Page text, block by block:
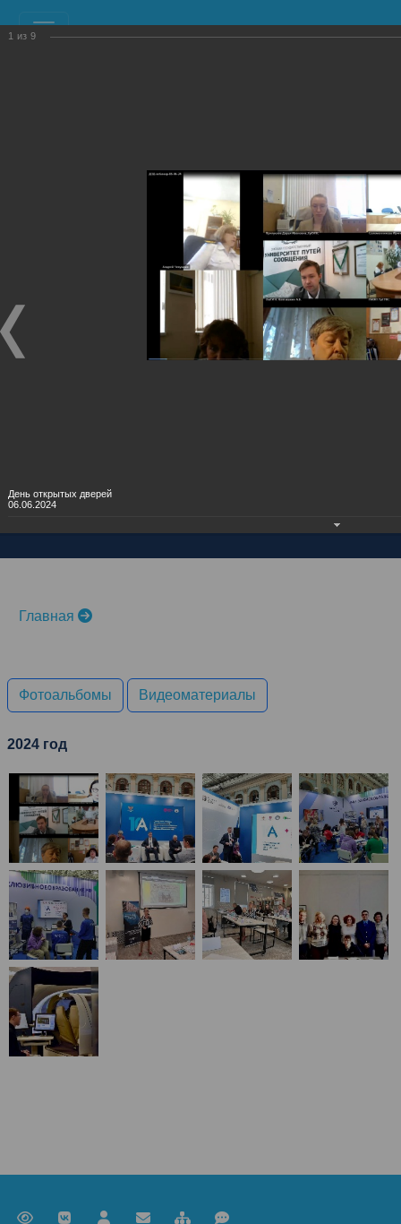
РЕСУРСНЫЙ УЧЕБНО-
МЕТОДИЧЕСКИЙ ЦЕНТР
ПО ОБУЧЕНИЮ ИНВАЛИДОВ И ЛИЦ С
Главная
Фотоальбомы Видеоматериалы
2024 год
1 из 9
День открытых дверей
06.06.2024